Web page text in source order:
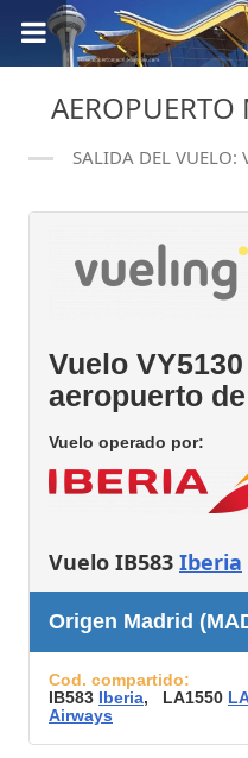
SALIDA DEL VUELO:
Vuelo VY5130
aeropuerto
Vuelo operado por:
Vuelo IB583 Iberia
Origen Madrid
Cod. compartido:
IB583 Iberia, LA1550
Airways